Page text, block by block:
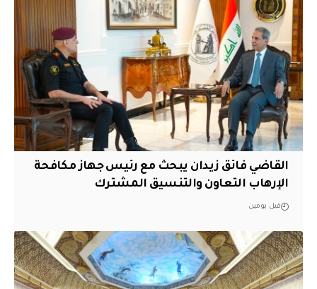
القاضي فائق زيدان يبحث مع رئيس جهاز مكافحة
الإرهاب التعاون والتنسيق المشترك
قبل يومين